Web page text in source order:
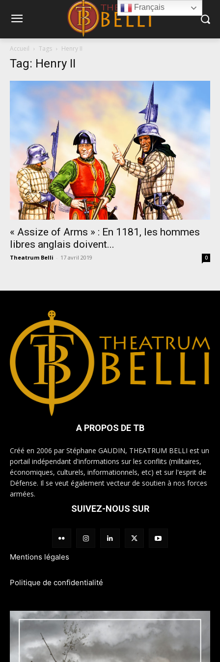
Accueil Tags Henry II
Tag: Henry II
« Assize of Arms » : En 1181, les hommes
libres anglais doivent...
Theatrum Belli - 17 avril 2019 0
A PROPOS DE TB
Créé en 2006 par Stéphane GAUDIN, THEATRUM BELLI est un
portail indépendant d'informations sur les conflits (militaires,
économiques, culturels, informationnels, etc) et sur l'esprit de
Défense. Il se veut également vecteur de soutien à nos forces
armées.
SUIVEZ-NOUS SUR
Mentions légales
Politique de confidentialité
Français